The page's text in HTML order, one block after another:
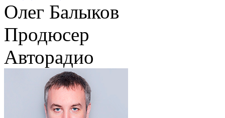
Олег Балыков
Продюсер
Авторадио